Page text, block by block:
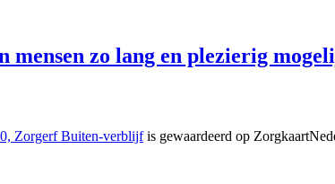
mensen zo lang en plezierig
Zorgerf Buiten-verblijfis gewaardeerd op